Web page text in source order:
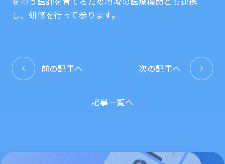
し、研修を行って参ります。
前の記事へ
記事一覧へ
次の記事へ